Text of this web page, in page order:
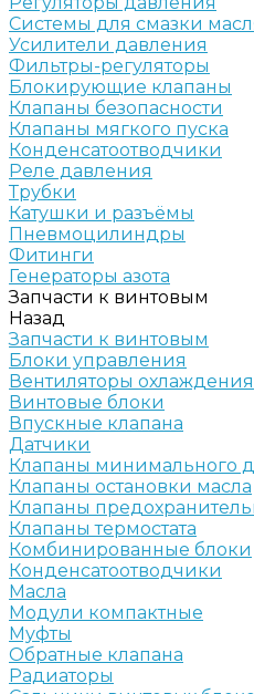
Системы для смазки
Усилители давления
Фильтры-регуляторы
Блокирующие клапаны
Клапаны безопасности
Клапаны мягкого пуска
Конденсатоотводчики
Реле давления
Трубки
Катушки и разъёмы
Пневмоцилиндры
Фитинги
Генераторы азота
Запчасти к винтовым
Назад
Запчасти к винтовым
Блоки управления
Вентиляторы охлаждения
Винтовые блоки
Впускные клапана
Датчики
Клапаны минимального
Клапаны остановки масла
Клапаны
Клапаны термостата
Комбинированные блоки
Конденсатоотводчики
Масла
Модули компактные
Муфты
Обратные клапана
Радиаторы